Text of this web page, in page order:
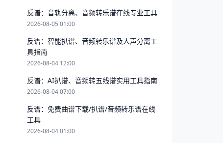
反谱：音轨分离、音频转乐谱在线专业工具
2026-08-05 01:00
反谱：智能扒谱、音频转乐谱及人声分离工
具指南
2026-08-04 12:00
反谱：AI扒谱、音频转五线谱实用工具指南
2026-08-04 07:00
反谱：免费曲谱下载/扒谱/音频转乐谱在线
工具
2026-08-04 01:00